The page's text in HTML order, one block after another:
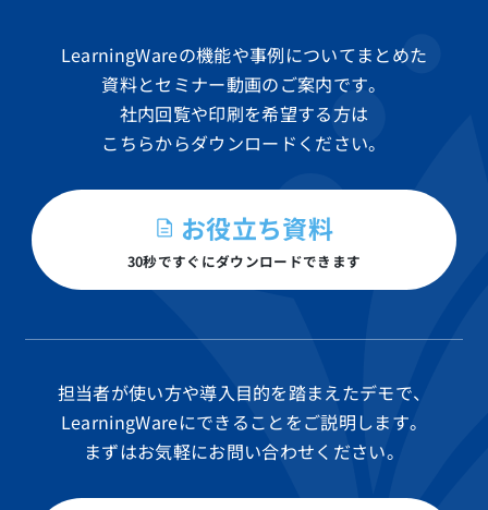
LearningWareの機能や事例についてまとめた
資料とセミナー動画のご案内です。
社内回覧や印刷を希望する方は
こちらからダウンロードください。
お役立ち資料
30秒ですぐにダウンロードできます
担当者が使い方や導入目的を踏まえたデモで、
LearningWareにできることをご説明します。
まずはお気軽にお問い合わせください。